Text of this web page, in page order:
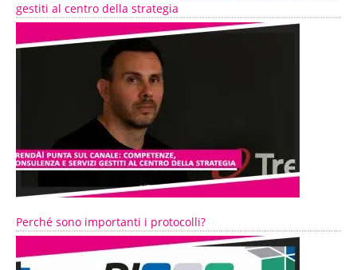
gestiti al centro della strategia
Perché sono importanti i protocolli?